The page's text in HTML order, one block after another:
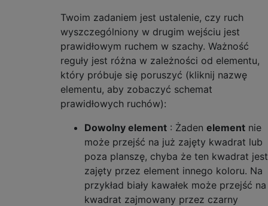
Twoim zadaniem jest ustalenie, czy ruch
wyszczególniony w drugim wejściu jest
prawidłowym ruchem w szachy. Ważność
reguły jest różna w zależności od elementu,
który próbuje się poruszyć (kliknij nazwę
elementu, aby zobaczyć schemat
prawidłowych ruchów):
Dowolny element : Żaden element nie
może przejść na już zajęty kwadrat lub
poza planszę, chyba że ten kwadrat jest
zajęty przez element innego koloru. Na
przykład biały kawałek może przejść na
kwadrat zajmowany przez czarny